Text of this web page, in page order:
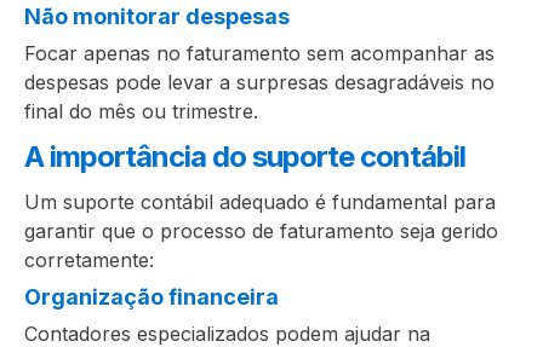
Não monitorar despesas
Focar apenas no faturamento sem acompanhar as
despesas pode levar a surpresas desagradáveis no
final do mês ou trimestre.
A importância do suporte contábil
Um suporte contábil adequado é fundamental para
garantir que o processo de faturamento seja gerido
corretamente:
Organização financeira
Contadores especializados podem ajudar na